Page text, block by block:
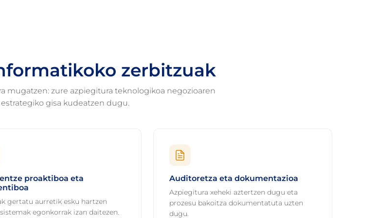
zerbitzuak
mugatzen: zure azpiegitura teknologikoa negozioaren
gisa kudeatzen dugu.
proaktiboa eta
gertatu aurretik esku hartzen
egonkorrak izan daitezen.
Auditoretza eta dokumentazioa
Azpiegitura xeheki aztertzen dugu eta
prozesu bakoitza dokumentatuta uzten
dugu.